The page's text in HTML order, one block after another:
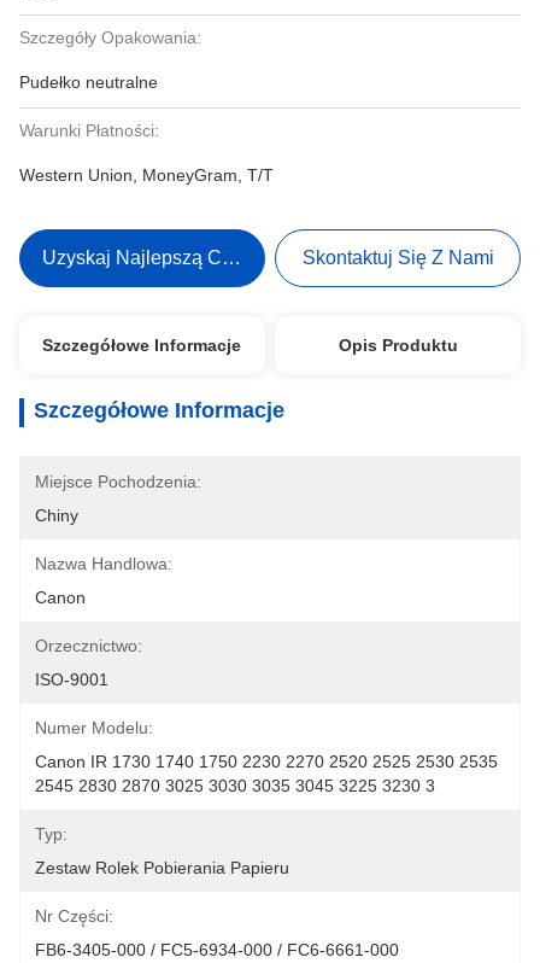
Szczegóły Opakowania:
Pudełko neutralne
Warunki Płatności:
Western Union, MoneyGram, T/T
Uzyskaj Najlepszą Cenę Skontaktuj Się Z Nami
Szczegółowe Informacje Opis Produktu
Szczegółowe Informacje
Miejsce Pochodzenia:
Chiny
Nazwa Handlowa:
Canon
Orzecznictwo:
ISO-9001
Numer Modelu:
Canon IR 1730 1740 1750 2230 2270 2520 2525 2530 2535
2545 2830 2870 3025 3030 3035 3045 3225 3230 3
Typ:
Zestaw Rolek Pobierania Papieru
Nr Części:
FB6-3405-000 / FC5-6934-000 / FC6-6661-000